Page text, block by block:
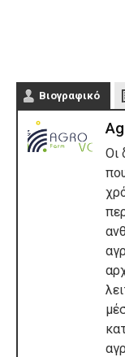
Βιογραφικό
Οι